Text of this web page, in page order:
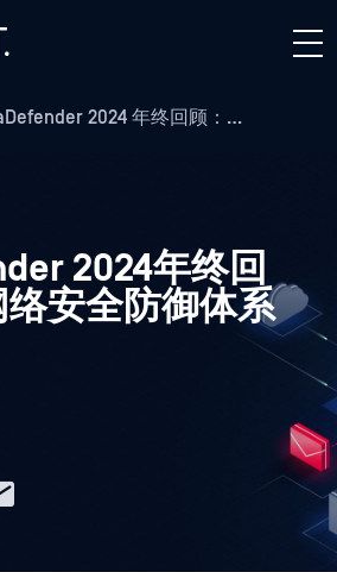
2024 年终回顾：…
2024年终回
安全防御体系